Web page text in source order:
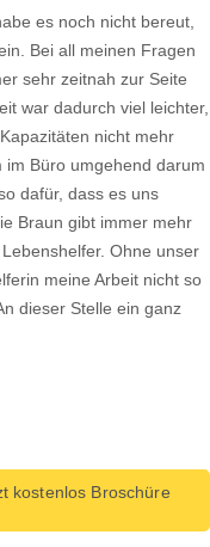
es noch nicht bereut,
Bei all meinen Fragen
sehr zeitnah zur Seite
war dadurch viel leichter,
nicht mehr
im Büro umgehend darum
dafür, dass es uns
Braun gibt immer mehr
Ohne unser
meine Arbeit nicht so
dieser Stelle ein ganz
kostenlos Broschüre